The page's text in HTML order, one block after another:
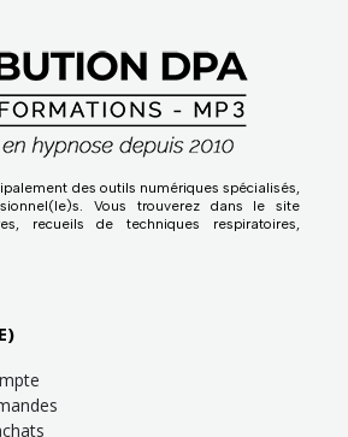
des outils numériques spécialisés,
Vous trouverez dans le site
recueils de techniques respiratoires,